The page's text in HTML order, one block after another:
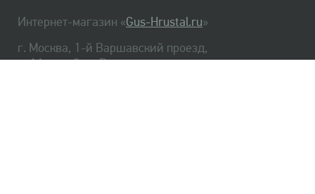
Интернет-магазин «Gus-Hrustal.ru»
г. Москва, 1-й Варшавский проезд,
д. 1А, стр. 3, м. Варшавская